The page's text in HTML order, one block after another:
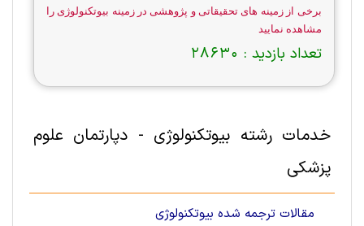
برخی از زمینه های تحقیقاتی و پژوهشی در زمینه بيوتكنولوژی را
مشاهده نمایید
تعداد بازدید : 28630
خدمات رشته بيوتكنولوژی - دپارتمان علوم
پزشكی
مقالات ترجمه شده بيوتكنولوژی